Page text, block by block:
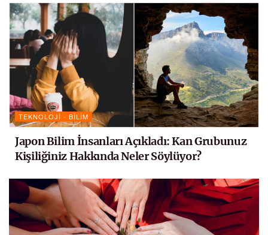
TEKNOLOJI - BILIM
Japon Bilim İnsanları Açıkladı: Kan Grubunuz
Kişiliğiniz Hakkında Neler Söylüyor?